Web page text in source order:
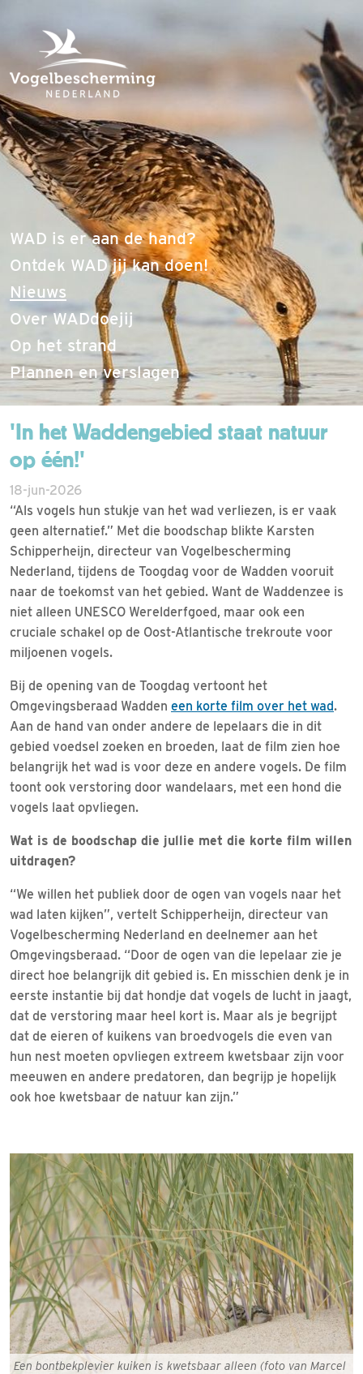
WAD is er aan de hand?
Ontdek WAD jij kan doen!
Nieuws (current)
Over WADdoejij
Op het strand
Plannen en verslagen
'In het Waddengebied staat natuur
op één!'
18-jun-2026
“Als vogels hun stukje van het wad verliezen, is er vaak
geen alternatief.” Met die boodschap blikte Karsten
Schipperheijn, directeur van Vogelbescherming
Nederland, tijdens de Toogdag voor de Wadden vooruit
naar de toekomst van het gebied. Want de Waddenzee is
niet alleen UNESCO Werelderfgoed, maar ook een
cruciale schakel op de Oost-Atlantische trekroute voor
miljoenen vogels.
Bij de opening van de Toogdag vertoont het
Omgevingsberaad Wadden een korte film over het wad.
Aan de hand van onder andere de lepelaars die in dit
gebied voedsel zoeken en broeden, laat de film zien hoe
belangrijk het wad is voor deze en andere vogels. De film
toont ook verstoring door wandelaars, met een hond die
vogels laat opvliegen.
Wat is de boodschap die jullie met die korte film willen
uitdragen?
“We willen het publiek door de ogen van vogels naar het
wad laten kijken”, vertelt Schipperheijn, directeur van
Vogelbescherming Nederland en deelnemer aan het
Omgevingsberaad. “Door de ogen van die lepelaar zie je
direct hoe belangrijk dit gebied is. En misschien denk je in
eerste instantie bij dat hondje dat vogels de lucht in jaagt,
dat de verstoring maar heel kort is. Maar als je begrijpt
dat de eieren of kuikens van broedvogels die even van
hun nest moeten opvliegen extreem kwetsbaar zijn voor
meeuwen en andere predatoren, dan begrijp je hopelijk
ook hoe kwetsbaar de natuur kan zijn.”
Een bontbekplevier kuiken is kwetsbaar alleen (foto van Marcel